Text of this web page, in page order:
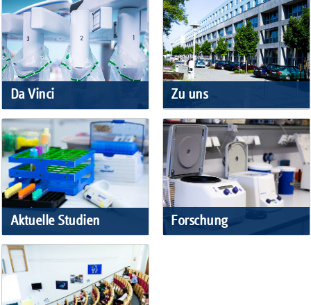
Da Vinci Zu uns
Aktuelle Studien Forschung